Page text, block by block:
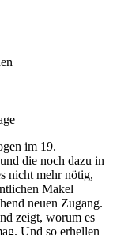
im 19.
die noch dazu in
nicht mehr nötig,
Makel
neuen Zugang.
zeigt, worum es
Und so erhellen